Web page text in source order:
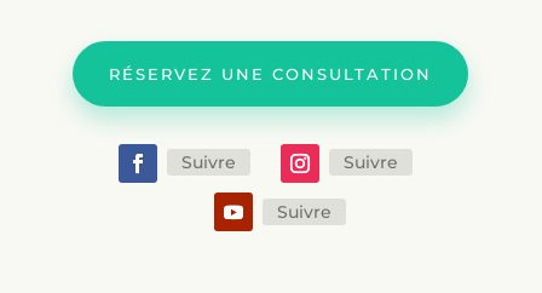
RÉSERVEZ UNE CONSULTATION
Suivre Suivre
Suivre